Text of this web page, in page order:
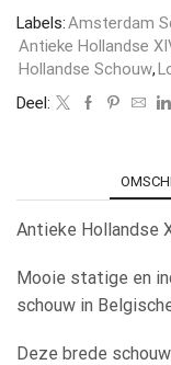
Labels:Amsterdam
Antieke Hollandse
Hollandse Schouw,
Deel:
Antieke Hollandse
Mooie statige en
schouw in
Deze brede